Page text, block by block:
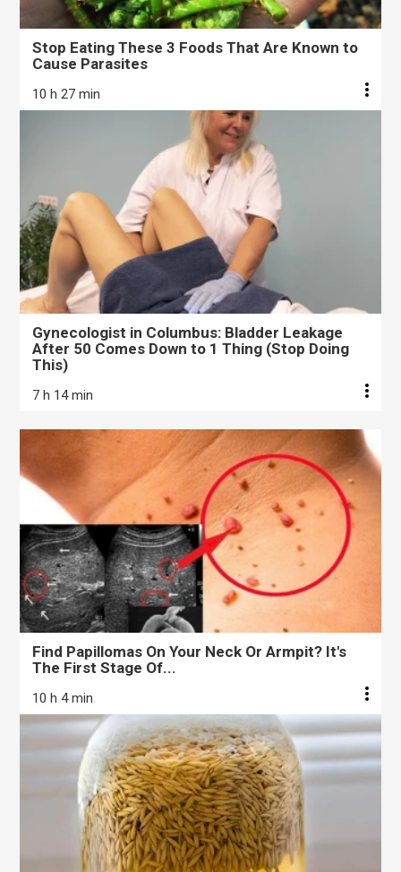
Stop Eating These 3 Foods That Are Known to
Cause Parasites
10 h 27 min
Gynecologist in Columbus: Bladder Leakage
After 50 Comes Down to 1 Thing (Stop Doing
This)
7 h 14 min
Find Papillomas On Your Neck Or Armpit? It's
The First Stage Of...
10 h 4 min